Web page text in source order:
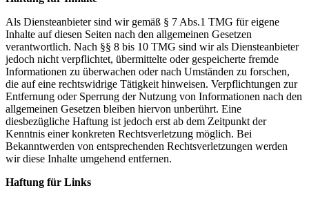
Als Diensteanbieter sind wir gemäß § 7 Abs.1 TMG für eigene
Inhalte auf diesen Seiten nach den allgemeinen Gesetzen
verantwortlich. Nach §§ 8 bis 10 TMG sind wir als Diensteanbieter
jedoch nicht verpflichtet, übermittelte oder gespeicherte fremde
Informationen zu überwachen oder nach Umständen zu forschen,
die auf eine rechtswidrige Tätigkeit hinweisen. Verpflichtungen zur
Entfernung oder Sperrung der Nutzung von Informationen nach den
allgemeinen Gesetzen bleiben hiervon unberührt. Eine
diesbezügliche Haftung ist jedoch erst ab dem Zeitpunkt der
Kenntnis einer konkreten Rechtsverletzung möglich. Bei
Bekanntwerden von entsprechenden Rechtsverletzungen werden
wir diese Inhalte umgehend entfernen.
Haftung für Links